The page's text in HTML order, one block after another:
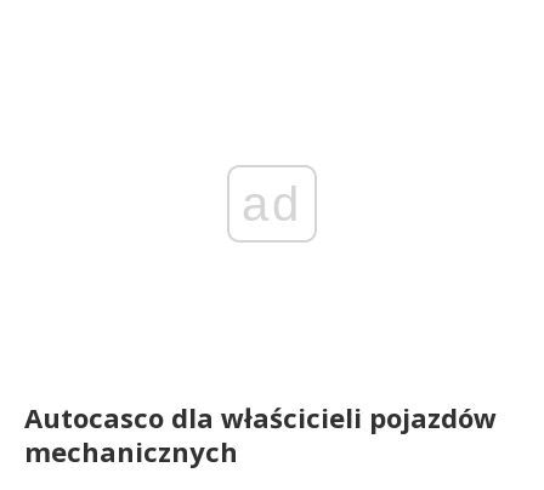
ad
Autocasco dla właścicieli pojazdów
mechanicznych